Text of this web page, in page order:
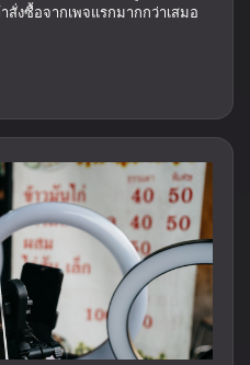
งซื้อจากเพจแรกมากกว่าเสมอ